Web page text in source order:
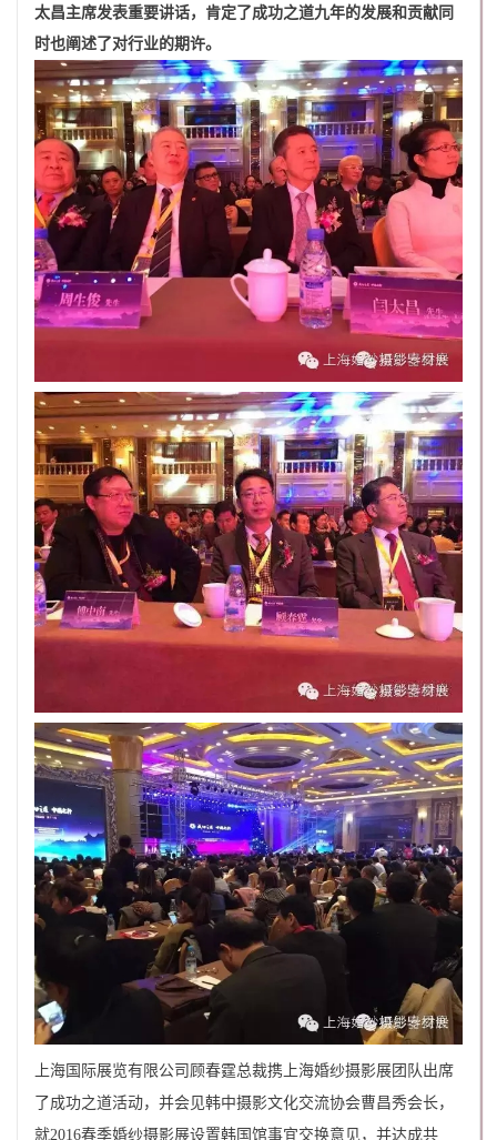
太昌主席发表重要讲话，肯定了成功之道九年的发展和贡献同
时也阐述了对行业的期许。
上海国际展览有限公司顾春霆总裁携上海婚纱摄影展团队出席
了成功之道活动，并会见韩中摄影文化交流协会曹昌秀会长，
就2016春季婚纱摄影展设置韩国馆事宜交换意见，并达成共